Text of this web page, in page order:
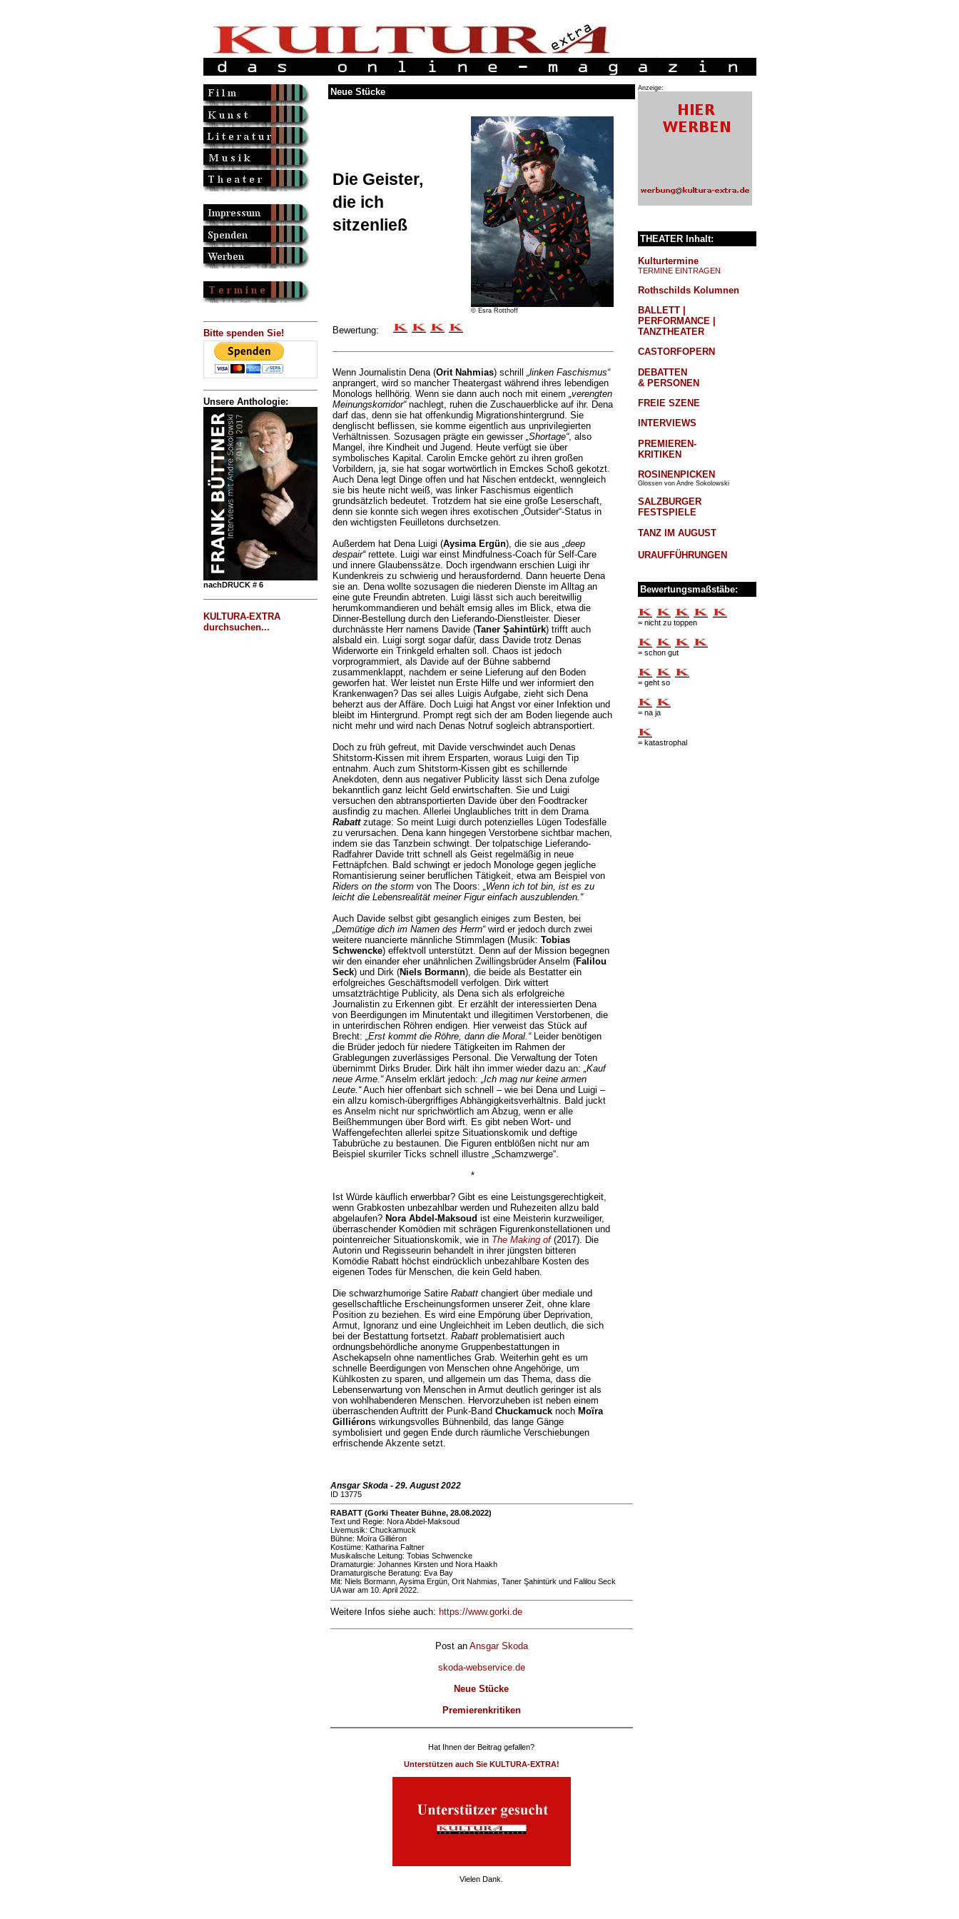
Bitte spenden Sie!
Unsere Anthologie:
nachDRUCK # 6
KULTURA-EXTRA
durchsuchen...
Neue Stücke
Die Geister,
die ich
sitzenließ
© Esra Rotthoff
Bewertung:
Wenn Journalistin Dena (Orit Nahmias) schrill „linken Faschismus“
anprangert, wird so mancher Theatergast während ihres lebendigen
Monologs hellhörig. Wenn sie dann auch noch mit einem „verengten
Meinungskorridor“nachlegt, ruhen die Zuschauerblicke auf ihr. Dena
darf das, denn sie hat offenkundig Migrationshintergrund. Sie
denglischt beflissen, sie komme eigentlich aus unprivilegierten
Verhältnissen. Sozusagen prägte ein gewisser „Shortage“, also
Mangel, ihre Kindheit und Jugend. Heute verfügt sie über
symbolisches Kapital. Carolin Emcke gehört zu ihren großen
Vorbildern, ja, sie hat sogar wortwörtlich in Emckes Schoß gekotzt.
Auch Dena legt Dinge offen und hat Nischen entdeckt, wenngleich
sie bis heute nicht weiß, was linker Faschismus eigentlich
grundsätzlich bedeutet. Trotzdem hat sie eine große Leserschaft,
denn sie konnte sich wegen ihres exotischen „Outsider“-Status in
den wichtigsten Feuilletons durchsetzen.
Außerdem hat Dena Luigi (Aysima Ergün), die sie aus „deep
despair“rettete. Luigi war einst Mindfulness-Coach für Self-Care
und innere Glaubenssätze. Doch irgendwann erschien Luigi ihr
Kundenkreis zu schwierig und herausfordernd. Dann heuerte Dena
sie an. Dena wollte sozusagen die niederen Dienste im Alltag an
eine gute Freundin abtreten. Luigi lässt sich auch bereitwillig
herumkommandieren und behält emsig alles im Blick, etwa die
Dinner-Bestellung durch den Lieferando-Dienstleister. Dieser
durchnässte Herr namens Davide (Taner Şahintürk) trifft auch
alsbald ein. Luigi sorgt sogar dafür, dass Davide trotz Denas
Widerworte ein Trinkgeld erhalten soll. Chaos ist jedoch
vorprogrammiert, als Davide auf der Bühne sabbernd
zusammenklappt, nachdem er seine Lieferung auf den Boden
geworfen hat. Wer leistet nun Erste Hilfe und wer informiert den
Krankenwagen? Das sei alles Luigis Aufgabe, zieht sich Dena
beherzt aus der Affäre. Doch Luigi hat Angst vor einer Infektion und
bleibt im Hintergrund. Prompt regt sich der am Boden liegende auch
nicht mehr und wird nach Denas Notruf sogleich abtransportiert.
Doch zu früh gefreut, mit Davide verschwindet auch Denas
Shitstorm-Kissen mit ihrem Ersparten, woraus Luigi den Tip
entnahm. Auch zum Shitstorm-Kissen gibt es schillernde
Anekdoten, denn aus negativer Publicity lässt sich Dena zufolge
bekanntlich ganz leicht Geld erwirtschaften. Sie und Luigi
versuchen den abtransportierten Davide über den Foodtracker
ausfindig zu machen. Allerlei Unglaubliches tritt in dem Drama
Rabattzutage: So meint Luigi durch potenzielles Lügen Todesfälle
zu verursachen. Dena kann hingegen Verstorbene sichtbar machen,
indem sie das Tanzbein schwingt. Der tolpatschige Lieferando-
Radfahrer Davide tritt schnell als Geist regelmäßig in neue
Fettnäpfchen. Bald schwingt er jedoch Monologe gegen jegliche
Romantisierung seiner beruflichen Tätigkeit, etwa am Beispiel von
Riders on the stormvon The Doors: „Wenn ich tot bin, ist es zu
leicht die Lebensrealität meiner Figur einfach auszublenden.“
Auch Davide selbst gibt gesanglich einiges zum Besten, bei
„Demütige dich im Namen des Herrn“wird er jedoch durch zwei
weitere nuancierte männliche Stimmlagen (Musik: Tobias
Schwencke) effektvoll unterstützt. Denn auf der Mission begegnen
wir den einander eher unähnlichen Zwillingsbrüder Anselm (Falilou
Seck) und Dirk (Niels Bormann), die beide als Bestatter ein
erfolgreiches Geschäftsmodell verfolgen. Dirk wittert
umsatzträchtige Publicity, als Dena sich als erfolgreiche
Journalistin zu Erkennen gibt. Er erzählt der interessierten Dena
von Beerdigungen im Minutentakt und illegitimen Verstorbenen, die
in unterirdischen Röhren endigen. Hier verweist das Stück auf
Brecht: „Erst kommt die Röhre, dann die Moral.“Leider benötigen
die Brüder jedoch für niedere Tätigkeiten im Rahmen der
Grablegungen zuverlässiges Personal. Die Verwaltung der Toten
übernimmt Dirks Bruder. Dirk hält ihn immer wieder dazu an: „Kauf
neue Arme.“Anselm erklärt jedoch: „Ich mag nur keine armen
Leute.“Auch hier offenbart sich schnell – wie bei Dena und Luigi –
ein allzu komisch-übergriffiges Abhängigkeitsverhältnis. Bald juckt
es Anselm nicht nur sprichwörtlich am Abzug, wenn er alle
Beißhemmungen über Bord wirft. Es gibt neben Wort- und
Waffengefechten allerlei spitze Situationskomik und deftige
Tabubrüche zu bestaunen. Die Figuren entblößen nicht nur am
Beispiel skurriler Ticks schnell illustre „Schamzwerge“.
*
Ist Würde käuflich erwerbbar? Gibt es eine Leistungsgerechtigkeit,
wenn Grabkosten unbezahlbar werden und Ruhezeiten allzu bald
abgelaufen? Nora Abdel-Maksoud ist eine Meisterin kurzweiliger,
überraschender Komödien mit schrägen Figurenkonstellationen und
pointenreicher Situationskomik, wie in The Making of(2017). Die
Autorin und Regisseurin behandelt in ihrer jüngsten bitteren
Komödie Rabatt höchst eindrücklich unbezahlbare Kosten des
eigenen Todes für Menschen, die kein Geld haben.
Die schwarzhumorige Satire Rabattchangiert über mediale und
gesellschaftliche Erscheinungsformen unserer Zeit, ohne klare
Position zu beziehen. Es wird eine Empörung über Deprivation,
Armut, Ignoranz und eine Ungleichheit im Leben deutlich, die sich
bei der Bestattung fortsetzt. Rabattproblematisiert auch
ordnungsbehördliche anonyme Gruppenbestattungen in
Aschekapseln ohne namentliches Grab. Weiterhin geht es um
schnelle Beerdigungen von Menschen ohne Angehörige, um
Kühlkosten zu sparen, und allgemein um das Thema, dass die
Lebenserwartung von Menschen in Armut deutlich geringer ist als
von wohlhabenderen Menschen. Hervorzuheben ist neben einem
überraschenden Auftritt der Punk-Band Chuckamucknoch Moïra
Gilliérons wirkungsvolles Bühnenbild, das lange Gänge
symbolisiert und gegen Ende durch räumliche Verschiebungen
erfrischende Akzente setzt.
Ansgar Skoda - 29. August 2022
ID 13775
RABATT (Gorki Theater Bühne, 28.08.2022)
Text und Regie: Nora Abdel-Maksoud
Livemusik: Chuckamuck
Bühne: Moïra Gilliéron
Kostüme: Katharina Faltner
Musikalische Leitung: Tobias Schwencke
Dramaturgie: Johannes Kirsten und Nora Haakh
Dramaturgische Beratung: Eva Bay
Mit: Niels Bormann, Aysima Ergün, Orit Nahmias, Taner Şahintürk und Falilou Seck
UA war am 10. April 2022.
Weitere Infos siehe auch: https://www.gorki.de
Post an Ansgar Skoda
skoda-webservice.de
Neue Stücke
Premierenkritiken
Hat Ihnen der Beitrag gefallen?
Unterstützen auch Sie KULTURA-EXTRA!
Vielen Dank.
Anzeige:
THEATER Inhalt:
Kulturtermine
TERMINE EINTRAGEN
Rothschilds Kolumnen
BALLETT |
PERFORMANCE |
TANZTHEATER
CASTORFOPERN
DEBATTEN
& PERSONEN
FREIE SZENE
INTERVIEWS
PREMIEREN-
KRITIKEN
ROSINENPICKEN
Glossen von Andre Sokolowski
SALZBURGER
FESTSPIELE
TANZ IM AUGUST
URAUFFÜHRUNGEN
Bewertungsmaßstäbe:
= nicht zu toppen
= schon gut
= geht so
= na ja
= katastrophal